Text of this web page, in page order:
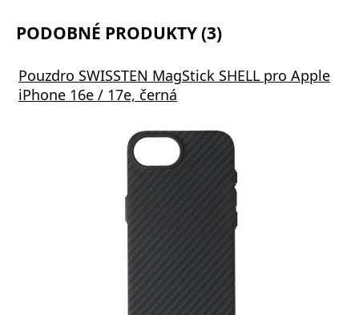
PODOBNÉ PRODUKTY (3)
Pouzdro SWISSTEN MagStick SHELL pro Apple
iPhone 16e / 17e, černá